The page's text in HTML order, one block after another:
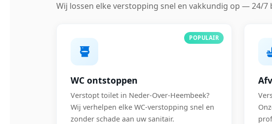
Wij lossen elke verstopping snel en vakkundig op — 24/7
POPULAIR
WC ontstoppen
Verstopt toilet in Neder-Over-Heembeek?
Wij verhelpen elke WC-verstopping snel en
zonder schade aan uw sanitair.